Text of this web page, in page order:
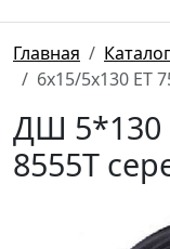
Главная Каталог
6x15/5x130 ET
ДШ 5*130
8555T